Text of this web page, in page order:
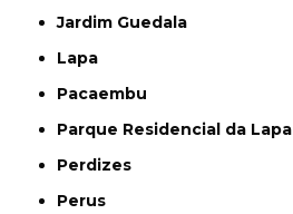
Jardim Guedala
Lapa
Pacaembu
Parque Residencial da Lapa
Perdizes
Perus